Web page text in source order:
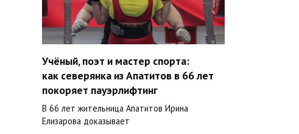
Учёный, поэт и мастер спорта:
как северянка из Апатитов в 66 лет
покоряет пауэрлифтинг
В 66 лет жительница Апатитов Ирина
Елизарова доказывает